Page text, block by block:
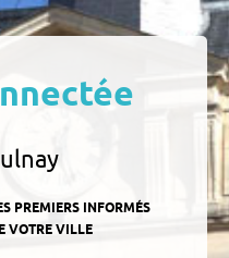
PREMIERS INFORMÉS
VOTRE VILLE